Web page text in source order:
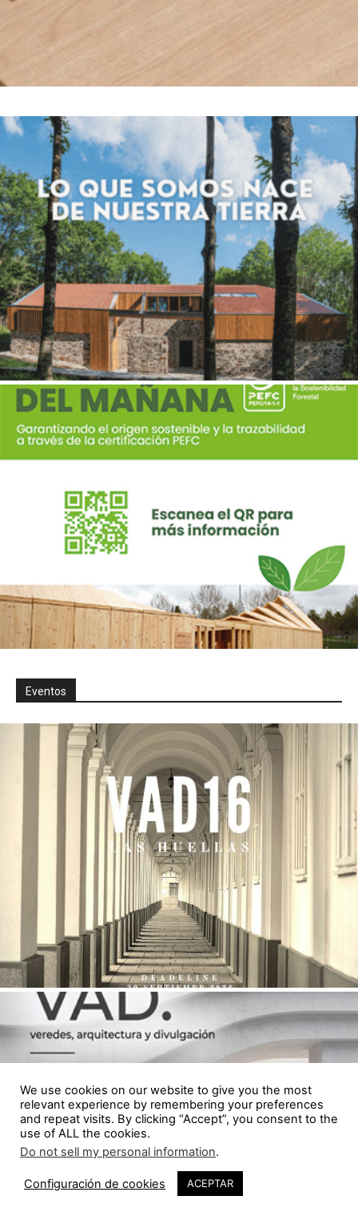
Eventos
We use cookies on our website to give you the most
relevant experience by remembering your preferences
and repeat visits. By clicking “Accept”, you consent to the
use of ALL the cookies.
Do not sell my personal information.
Configuración de cookies ACEPTAR